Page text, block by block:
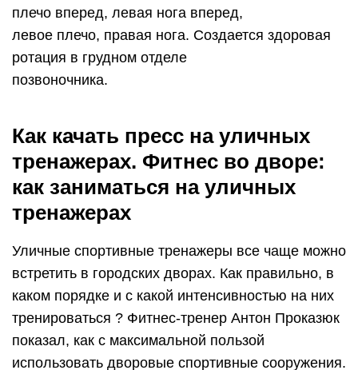
плечо вперед, левая нога вперед,
левое плечо, правая нога. Создается здоровая
ротация в грудном отделе
позвоночника.
Как качать пресс на уличных
тренажерах. Фитнес во дворе:
как заниматься на уличных
тренажерах
Уличные спортивные тренажеры все чаще можно
встретить в городских дворах. Как правильно, в
каком порядке и с какой интенсивностью на них
тренироваться ? Фитнес-тренер Антон Проказюк
показал, как с максимальной пользой
использовать дворовые спортивные сооружения.